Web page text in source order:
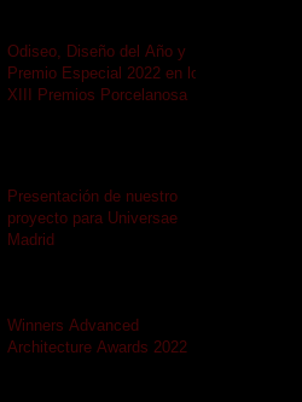
Odiseo, Diseño del Año y
Premio Especial 2022 en los
XIII Premios Porcelanosa
Presentación de nuestro
proyecto para Universae
Madrid
Winners Advanced
Architecture Awards 2022